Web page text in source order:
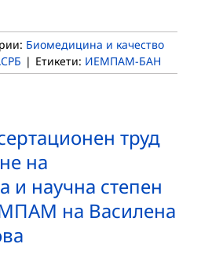
Биомедицина и качество
| Етикети: ИЕМПАМ-БАН
труд
на
и научна степен
на Василена